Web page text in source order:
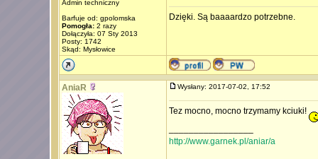
Admin techniczny
Barfuje od: gpolomska
Pomogła:2 razy
Dołączyła: 07 Sty 2013
Posty: 1742
Skąd: Mysłowice
Dzięki. Są baaaardzo potrzebne.
AniaR Wysłany: 2017-07-02, 17:52
Tez mocno, mocno trzymamy kciuki!
http://www.garnek.pl/aniar/a